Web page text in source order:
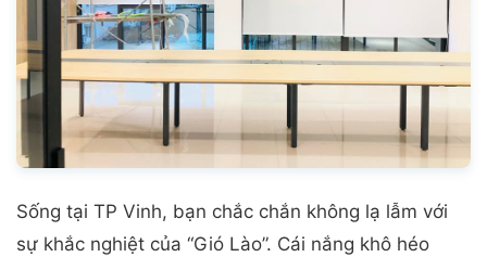
Sống tại TP Vinh, bạn chắc chắn không lạ lẫm với
sự khắc nghiệt của “Gió Lào”. Cái nắng khô héo